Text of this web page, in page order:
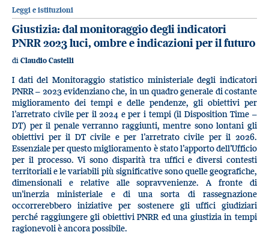
Leggi e istituzioni
Giustizia: dal monitoraggio degli indicatori
PNRR 2023 luci, ombre e indicazioni per il futuro
di Claudio Castelli
I dati del Monitoraggio statistico ministeriale degli indicatori
PNRR – 2023 evidenziano che, in un quadro generale di costante
miglioramento dei tempi e delle pendenze, gli obiettivi per
l’arretrato civile per il 2024 e per i tempi (il Disposition Time –
DT) per il penale verranno raggiunti, mentre sono lontani gli
obiettivi per il DT civile e per l’arretrato civile per il 2026.
Essenziale per questo miglioramento è stato l’apporto dell’Ufficio
per il processo. Vi sono disparità tra uffici e diversi contesti
territoriali e le variabili più significative sono quelle geografiche,
dimensionali e relative alle sopravvenienze. A fronte di
un’inerzia ministeriale e di una sorta di rassegnazione
occorrerebbero iniziative per sostenere gli uffici giudiziari
perché raggiungere gli obiettivi PNRR ed una giustizia in tempi
ragionevoli è ancora possibile.